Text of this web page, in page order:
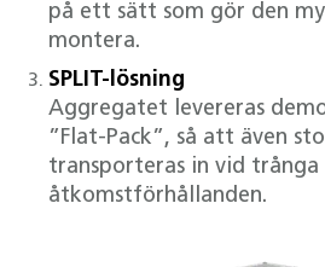
på ett sätt som gör den
montera.
SPLIT-lösning
Aggregatet levereras
”Flat-Pack”, så att även
transporteras in vid trånga
åtkomstförhållanden.